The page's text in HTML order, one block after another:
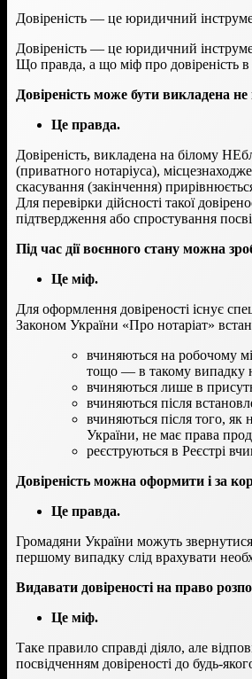
Довіреність — це юридичний
Довіреність — це юридичний
Що правда, а що міф про довіреність
Довіреність може бути викладена
Це правда.
Довіреність, викладена на білому
(приватного нотаріуса),
скасування (закінчення)
Для перевірки дійсності такої
підтвердження або спростування
Під час дії воєнного стану можна
Це міф.
Для оформлення довіреності існує
Законом України «Про нотаріат»
вчиняються на робочому
тощо — в такому випадку
вчиняються лише в
вчиняються після
вчиняються після того, як
України, не має права
реєструються в Реєстрі
Довіреність можна оформити і за
Це правда.
Громадяни України можуть
першому випадку слід врахувати
Видавати довіреності на право
Це міф.
Таке правило справді діяло, але
посвідченням довіреності до будь-